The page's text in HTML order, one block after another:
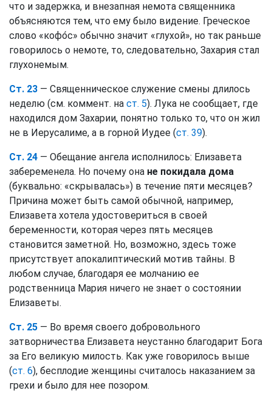
что и задержка, и внезапная немота священника
объясняются тем, что ему было видение. Греческое
слово «кофо́с» обычно значит «глухой», но так раньше
говорилось о немоте, то, следовательно, Захария стал
глухонемым.
Ст. 23 — Священническое служение смены длилось
неделю (см. коммент. на ст. 5). Лука не сообщает, где
находился дом Захарии, понятно только то, что он жил
не в Иерусалиме, а в горной Иудее (ст. 39).
Ст. 24 — Обещание ангела исполнилось: Елизавета
забеременела. Но почему она не покидала дома
(буквально: «скрывалась») в течение пяти месяцев?
Причина может быть самой обычной, например,
Елизавета хотела удостовериться в своей
беременности, которая через пять месяцев
становится заметной. Но, возможно, здесь тоже
присутствует апокалиптический мотив тайны. В
любом случае, благодаря ее молчанию ее
родственница Мария ничего не знает о состоянии
Елизаветы.
Ст. 25 — Во время своего добровольного
затворничества Елизавета неустанно благодарит Бога
за Его великую милость. Как уже говорилось выше
(ст. 6), бесплодие женщины считалось наказанием за
грехи и было для нее позором.